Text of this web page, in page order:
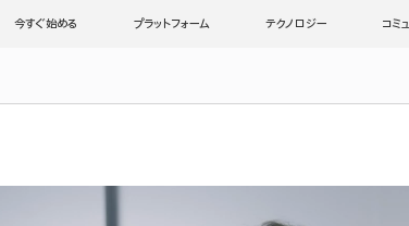
今すぐ始める プラットフォーム テクノロジー コミ